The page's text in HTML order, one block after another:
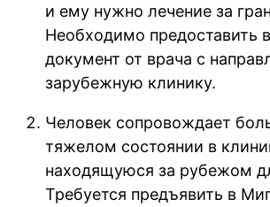
и ему нужно лечение за
Необходимо предоставить
документ от врача с
зарубежную клинику.
Человек сопровождает
тяжелом состоянии в
находящуюся за рубежом
Требуется предъявить в